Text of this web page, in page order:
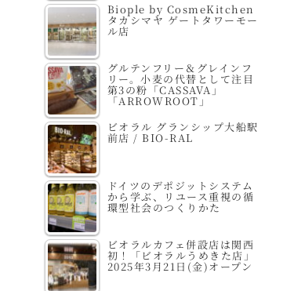
自然食品F＆F 横浜ジ
ョイナス店
SIX店 / ビオセボン
Biople by CosmeKitchen
タカシマヤ ゲートタワーモー
ル店
グルテンフリー＆グレインフ
リー。小麦の代替として注目
第3の粉「CASSAVA」
「ARROWROOT」
ビオラル グランシップ大船駅
前店 / BIO-RAL
ドイツのデポジットシステム
から学ぶ、リユース重視の循
環型社会のつくりかた
ビオラルカフェ併設店は関西
初！「ビオラルうめきた店」
2025年3月21日(金)オープン